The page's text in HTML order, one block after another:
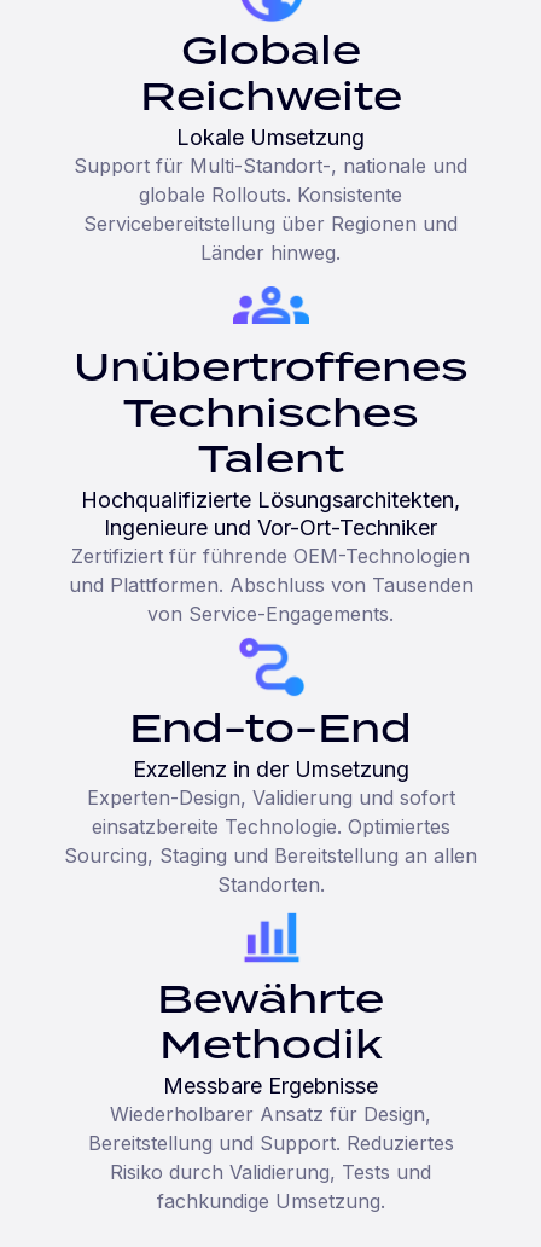
Globale
Reichweite
Lokale Umsetzung
Support für Multi-Standort-, nationale und
globale Rollouts. Konsistente
Servicebereitstellung über Regionen und
Länder hinweg.
Unübertroffenes
Technisches
Talent
Hochqualifizierte Lösungsarchitekten,
Ingenieure und Vor-Ort-Techniker
Zertifiziert für führende OEM-Technologien
und Plattformen. Abschluss von Tausenden
von Service-Engagements.
End-to-End
Exzellenz in der Umsetzung
Experten-Design, Validierung und sofort
einsatzbereite Technologie. Optimiertes
Sourcing, Staging und Bereitstellung an allen
Standorten.
Bewährte
Methodik
Messbare Ergebnisse
Wiederholbarer Ansatz für Design,
Bereitstellung und Support. Reduziertes
Risiko durch Validierung, Tests und
fachkundige Umsetzung.